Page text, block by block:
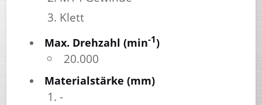
Klett
Max. Drehzahl (min-1)
20.000
Materialstärke (mm)
-